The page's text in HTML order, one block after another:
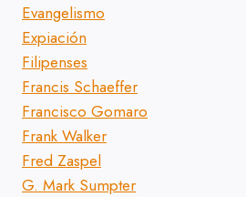
Evangelismo
Expiación
Filipenses
Francis Schaeffer
Francisco Gomaro
Frank Walker
Fred Zaspel
G. Mark Sumpter